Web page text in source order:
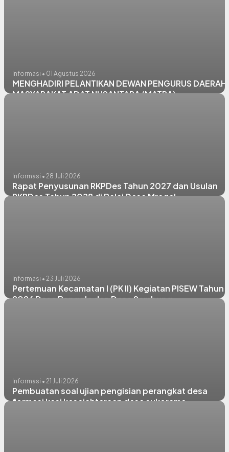
Informasi • 01 Agustus 2026
MENGHADIRI PELANTIKAN DEWAN PENGURUS DAERAH
MASYARAKAT ADAT NUSANTARA (MATRA)
Informasi • 28 Juli 2026
Rapat Penyusunan RKPDes Tahun 2027 dan Usulan
RKPDes Tahun 2028 di Balai Desa Mragel
Informasi • 23 Juli 2026
Pertemuan Kecamatan I (PK II) Kegiatan PISEW Tahun
2026 Desa Banggle dan Desa Sembung
Informasi • 21 Juli 2026
Pembuatan soal ujian pengisian perangkat desa
formasi kasi kesejahteraan desa sukorame